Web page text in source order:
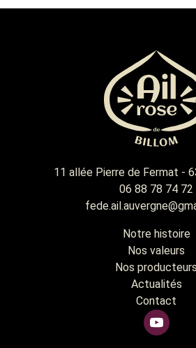
11 allée Pierre de Fermat -
06 88 78 74 72
Notre histoire
Nos valeurs
Nos producteurs
Actualités
Contact